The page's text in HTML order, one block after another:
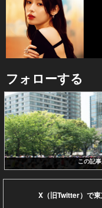
フォローする
この記
X（旧Twitter）で